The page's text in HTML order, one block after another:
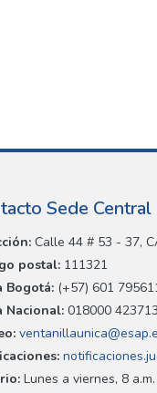
Sede Central
Calle 44 # 53 - 37,
postal: 111321
Bogotá: (+57) 601
Nacional: 018000 423713
Lunes a viernes, 8